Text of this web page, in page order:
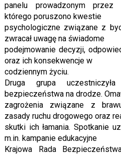
panelu prowadzonym przez
którego poruszono kwestie
psychologiczne związane z
zwracał uwagę na świadome
podejmowanie decyzji,
oraz ich konsekwencje w
codziennym życiu.
Druga grupa
bezpieczeństwa na drodze.
zagrożenia związane z
zasady ruchu drogowego oraz
skutki ich łamania. Spotkanie
m.in. kampanie edukacyjne
Krajowa Rada